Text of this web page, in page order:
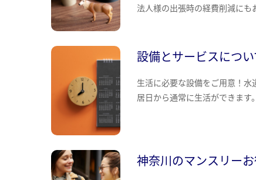
法人様の出張時の経費削減にも
設備とサービスについ
生活に必要な設備をご用意！
居日から通常に生活ができます。
神奈川のマンスリー